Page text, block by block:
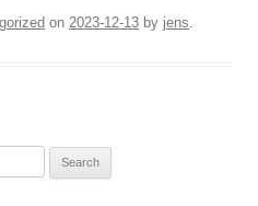
on 2023-12-13 by jens